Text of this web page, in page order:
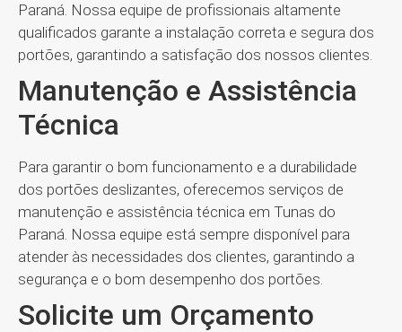
Paraná. Nossa equipe de profissionais altamente
qualificados garante a instalação correta e segura dos
portões, garantindo a satisfação dos nossos clientes.
Manutenção e Assistência
Técnica
Para garantir o bom funcionamento e a durabilidade
dos portões deslizantes, oferecemos serviços de
manutenção e assistência técnica em Tunas do
Paraná. Nossa equipe está sempre disponível para
atender às necessidades dos clientes, garantindo a
segurança e o bom desempenho dos portões.
Solicite um Orçamento